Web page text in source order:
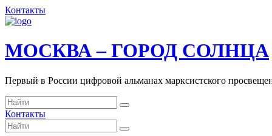
Контакты
МОСКВА – ГОРОД СОЛНЦА
Первый в России цифровой альманах марксистского
Контакты